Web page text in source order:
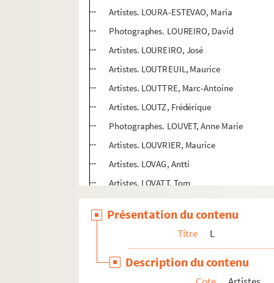
Artistes. LOURA-ESTEVAO, Maria
Photographes. LOUREIRO, David
Artistes. LOUREIRO, José
Artistes. LOUTREUIL, Maurice
Artistes. LOUTTRE, Marc-Antoine
Artistes. LOUTZ, Frédérique
Photographes. LOUVET, Anne Marie
Artistes. LOUVRIER, Maurice
Artistes. LOVAG, Antti
Artistes. LOVATT, Tom
Photographes. LOVETT, John
Photographes. LOWRY, Paul
Artistes. LOYER, Christophe
Artistes. LOYER, Rosa
Artistes. LOZAC'H, France
Présentation du contenu
Titre L
Description du contenu